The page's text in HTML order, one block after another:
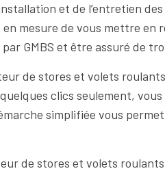
et de l’entretien
mesure de vous mettre
GMBS et être assuré de
de stores et volets
clics seulement,
simplifiée vous
de stores et volets